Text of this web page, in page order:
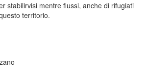
stabilirvisi mentre flussi, anche di rifugiati
territorio.